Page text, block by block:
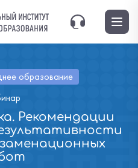
образование
Рекомендации